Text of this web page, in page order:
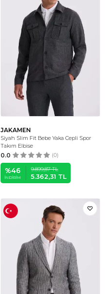
JAKAMEN
Siyah Slim Fit Bebe Yaka Cepli Spor
Takım Elbise
0.0 (0)
%46
İNDIRIM
9.899,87TL
5.362,31 TL